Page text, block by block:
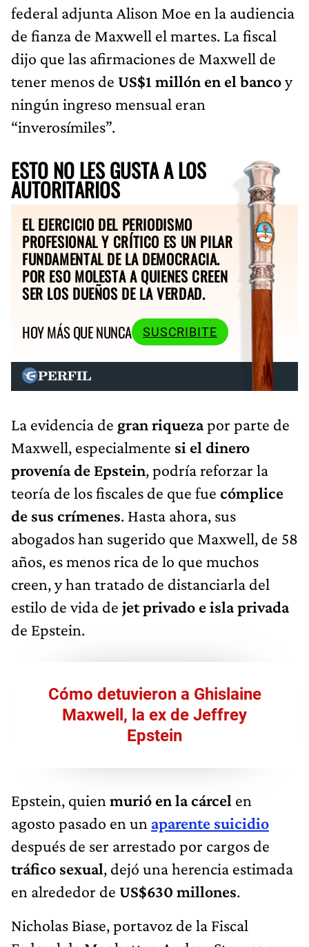
federal adjunta Alison Moe en la audiencia
de fianza de Maxwell el martes. La fiscal
dijo que las afirmaciones de Maxwell de
tener menos de US$1 millón en el bancoy
ningún ingreso mensual eran
“inverosímiles”.
ESTO NO LES GUSTA A LOS
AUTORITARIOS
EL EJERCICIO DEL PERIODISMO
PROFESIONAL Y CRÍTICO ES UN PILAR
FUNDAMENTAL DE LA DEMOCRACIA.
POR ESO MOLESTA A QUIENES CREEN
SER LOS DUEÑOS DE LA VERDAD.
HOY MÁS QUE NUNCA
SUSCRIBITE
La evidencia de gran riquezapor parte de
Maxwell, especialmente si el dinero
provenía de Epstein, podría reforzar la
teoría de los fiscales de que fue cómplice
de sus crímenes. Hasta ahora, sus
abogados han sugerido que Maxwell, de 58
años, es menos rica de lo que muchos
creen, y han tratado de distanciarla del
estilo de vida de jet privado e isla privada
de Epstein.
Cómo detuvieron a Ghislaine
Maxwell, la ex de Jeffrey
Epstein
Epstein, quien murió en la cárcel en
agosto pasado en un aparente suicidio
después de ser arrestado por cargos de
tráfico sexual, dejó una herencia estimada
en alrededor de US$630 millones.
Nicholas Biase, portavoz de la Fiscal